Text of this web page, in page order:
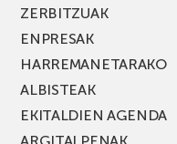
ZERBITZUAK
ENPRESAK
HARREMANETARAKO
ALBISTEAK
EKITALDIEN AGENDA
ARGITALPENAK